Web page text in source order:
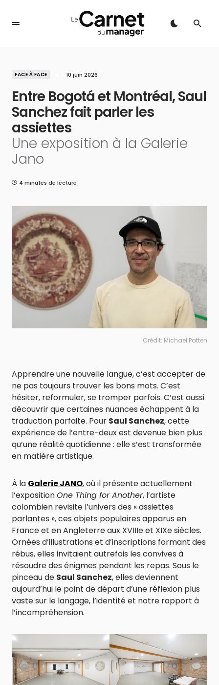
FACE À FACE 10 juin 2026
Entre Bogotá et Montréal, Saul
Sanchez fait parler les
assiettes
Une exposition à la Galerie
Jano
4 minutes de lecture
Crédit: Michael Patten
Apprendre une nouvelle langue, c’est accepter de
ne pas toujours trouver les bons mots. C’est
hésiter, reformuler, se tromper parfois. C’est aussi
découvrir que certaines nuances échappent à la
traduction parfaite. Pour Saul Sanchez, cette
expérience de l’entre-deux est devenue bien plus
qu’une réalité quotidienne : elle s’est transformée
en matière artistique.
À la Galerie JANO, où il présente actuellement
l’expositionOne Thing for Another, l’artiste
colombien revisite l’univers des « assiettes
parlantes », ces objets populaires apparus en
France et en Angleterre aux XVIIIe et XIXe siècles.
Ornées d’illustrations et d’inscriptions formant des
rébus, elles invitaient autrefois les convives à
résoudre des énigmes pendant les repas. Sous le
pinceau de Saul Sanchez, elles deviennent
aujourd’hui le point de départ d’une réflexion plus
vaste sur le langage, l’identité et notre rapport à
l’incompréhension.